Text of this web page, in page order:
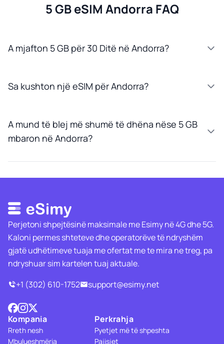
5 GB eSIM Andorra FAQ
A mjafton 5 GB për 30 Ditë në Andorra?
Sa kushton një eSIM për Andorra?
A mund të blej më shumë të dhëna nëse 5 GB
mbaron në Andorra?
Perjetoni shpejtësinë maksimale me Esimy në 4G dhe 5G.
Kaloni permes shteteve dhe operatorëve të ndryshëm
gjatë udhëtimeve tuaja me ofertat me te mira ne treg, pa
ndryshuar sim kartelen tuaj aktuale.
+1 (302) 610-1752
support@esimy.net
Kompania
Rreth nesh
Mbulueshmëria
Perkrahja
Pyetjet më të shpeshta
Pajisjet